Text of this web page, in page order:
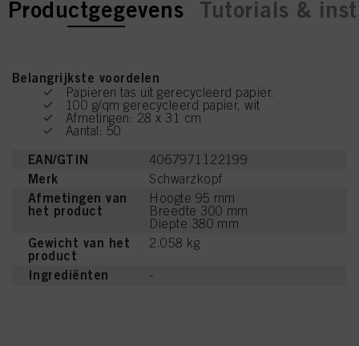
current tab:
current tab:
Productgegevens Tutorials &
Belangrijkste voordelen
Papieren tas uit gerecycleerd papier.
100 g/qm gerecycleerd papier, wit
Afmetingen: 28 x 31 cm
Aantal: 50
EAN/GTIN 4067971122199
Merk Schwarzkopf
Afmetingen van
het product
Hoogte 95 mm
Breedte 300 mm
Diepte 380 mm
Gewicht van het
product
2.058 kg
Ingrediënten -